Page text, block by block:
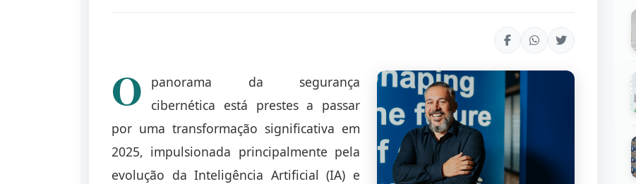
O
panorama da segurança
cibernética está prestes a passar
por uma transformação significativa em
2025, impulsionada principalmente pela
evolução da Inteligência Artificial (IA) e